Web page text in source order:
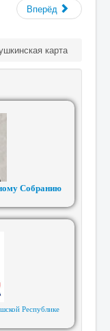
Вперёд
карта
Собранию
Республике